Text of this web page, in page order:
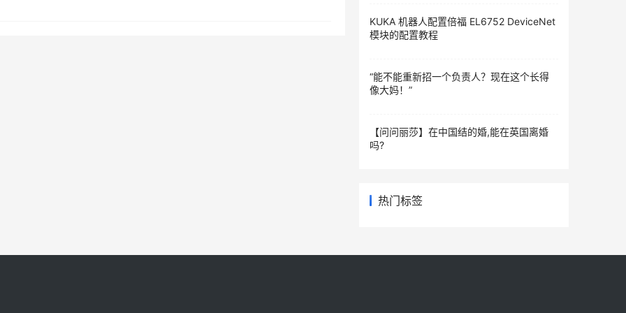
KUKA 机器人配置倍福 EL6752 DeviceNet
模块的配置教程
“能不能重新招一个负责人？现在这个长得
像大妈！”
【问问丽莎】在中国结的婚,能在英国离婚
吗?
热门标签